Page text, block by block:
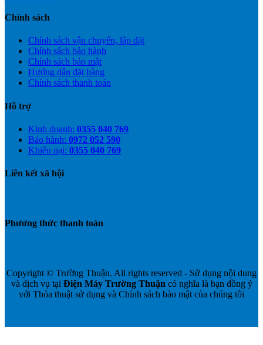
Chính sách
Chính sách vận chuyển, lắp đặt
Chính sách bảo hành
Chính sách bảo mật
Hướng dẫn đặt hàng
Chính sách thanh toán
Hỗ trợ
Kinh doanh: 0355 040 769
Bảo hành: 0972 052 590
Khiếu nại: 0355 040 769
Liên kết xã hội
Phương thức thanh toán
Copyright © Trường Thuận. All rights reserved - Sử dụng nội dung
và dịch vụ tại Điện Máy Trường Thuậncó nghĩa là bạn đồng ý
với Thỏa thuật sử dụng và Chính sách bảo mật của chúng tôi